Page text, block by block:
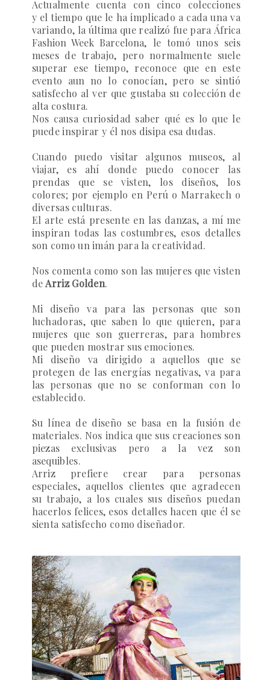
Actualmente cuenta con cinco colecciones
yel tiempo que le ha implicado a cada una va
variando, la última que realizó fue para África
Fashion Week Barcelona, le tomó unos seis
meses de trabajo, pero normalmente suele
superar ese tiempo, reconoce que en este
evento aun no lo conocían, pero se sintió
satisfecho al ver que gustaba su colección de
alta costura.
Nos causa curiosidad saber qué es lo que le
puede inspirar y él nos disipa esa dudas.
Cuando puedo visitar algunos museos, al
viajar, es ahí donde puedo conocer las
prendas que se visten, los diseños, los
colores; por ejemplo en Perú o Marrakech o
diversas culturas.
El arte está presente en las danzas, a mí me
inspiran todas las costumbres, esos detalles
son como un imán para la creatividad.
Nos comenta como son las mujeres que visten
deArriz Golden.
Mi diseño va para las personas que son
luchadoras, que saben lo que quieren, para
mujeres que son guerreras, para hombres
que pueden mostrar sus emociones.
Mi diseño va dirigido a aquellos que se
protegen de las energías negativas, va para
las personas que no se conforman con lo
establecido.
Su línea de diseño se basa en la fusión de
materiales. Nos indica que sus creaciones son
piezas exclusivas pero a la vez son
asequibles.
Arriz prefiere crear para personas
especiales, aquellos clientes que agradecen
su trabajo, a los cuales sus diseños puedan
hacerlos felices, esos detalles hacen que él se
sienta satisfecho como diseñador.